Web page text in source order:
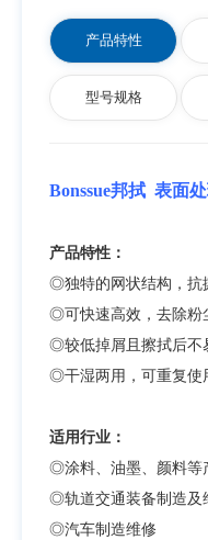
产品特性
型号规格
Bonssue邦拭 表面
产品特性：
◎独特的网状结构，抗
◎可快速高效，去除粉
◎较低掉屑且擦拭后
◎干湿两用，可重复使
适用行业：
◎涂料、油墨、颜料等
◎轨道交通装备制造及
◎汽车制造维修